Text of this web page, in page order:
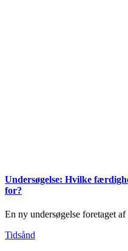
Undersøgelse: Hvilke
for?
En ny undersøgelse foretaget
Tidsånd